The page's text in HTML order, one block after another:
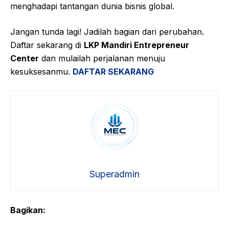
menghadapi tantangan dunia bisnis global.
Jangan tunda lagi! Jadilah bagian dari perubahan.
Daftar sekarang di LKP Mandiri Entrepreneur
Center dan mulailah perjalanan menuju
kesuksesanmu. DAFTAR SEKARANG
Superadmin
Bagikan: